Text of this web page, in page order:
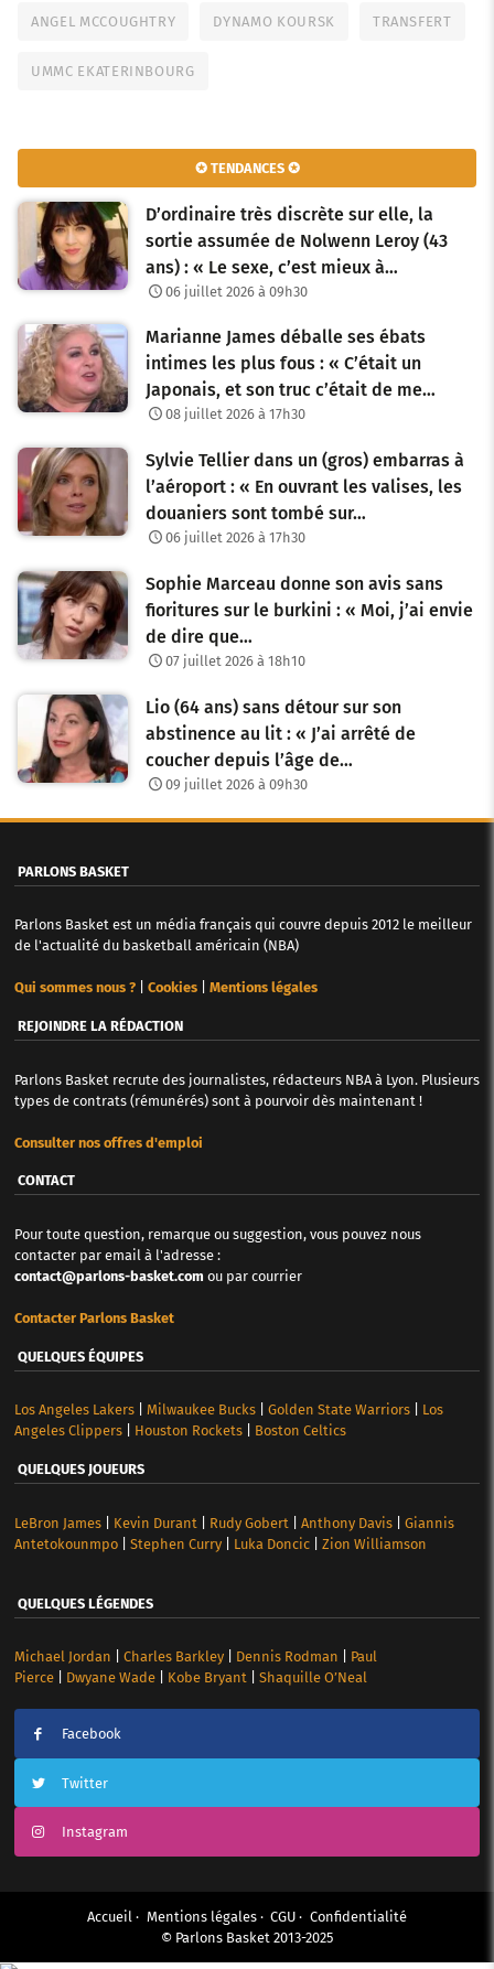
ANGEL MCCOUGHTRY DYNAMO KOURSK TRANSFERT
UMMC EKATERINBOURG
✪ TENDANCES ✪
D’ordinaire très discrète sur elle, la
sortie assumée de Nolwenn Leroy (43
ans) : « Le sexe, c’est mieux à…
06 juillet 2026 à 09h30
Marianne James déballe ses ébats
intimes les plus fous : « C’était un
Japonais, et son truc c’était de me…
08 juillet 2026 à 17h30
Sylvie Tellier dans un (gros) embarras à
l’aéroport : « En ouvrant les valises, les
douaniers sont tombé sur…
06 juillet 2026 à 17h30
Sophie Marceau donne son avis sans
fioritures sur le burkini : « Moi, j’ai envie
de dire que…
07 juillet 2026 à 18h10
Lio (64 ans) sans détour sur son
abstinence au lit : « J’ai arrêté de
coucher depuis l’âge de…
09 juillet 2026 à 09h30
PARLONS BASKET
Parlons Basket est un média français qui couvre depuis 2012 le meilleur
de l'actualité du basketball américain (NBA)
Qui sommes nous ?| Cookies| Mentions légales
REJOINDRE LA RÉDACTION
Parlons Basket recrute des journalistes, rédacteurs NBA à Lyon. Plusieurs
types de contrats (rémunérés) sont à pourvoir dès maintenant !
Consulter nos offres d'emploi
CONTACT
Pour toute question, remarque ou suggestion, vous pouvez nous
contacter par email à l'adresse :
contact@parlons-basket.com ou par courrier
Contacter Parlons Basket
QUELQUES ÉQUIPES
Los Angeles Lakers| Milwaukee Bucks| Golden State Warriors| Los
Angeles Clippers| Houston Rockets| Boston Celtics
QUELQUES JOUEURS
LeBron James| Kevin Durant Rudy Gobert Anthony Davis| Giannis
Antetokounmpo| Stephen Curry| Luka Doncic| Zion Williamson
QUELQUES LÉGENDES
Michael Jordan Charles Barkley| Dennis Rodman
Paul
Pierce| Dwyane Wade| Kobe Bryant| Shaquille O’Neal
Facebook
Twitter
Instagram
Accueil Mentions légales CGU
Confidentialité
© Parlons Basket 2013-2025